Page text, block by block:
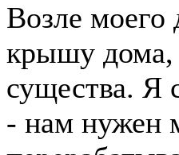
Возле моего
крышу дома,
существа. Я
- нам нужен